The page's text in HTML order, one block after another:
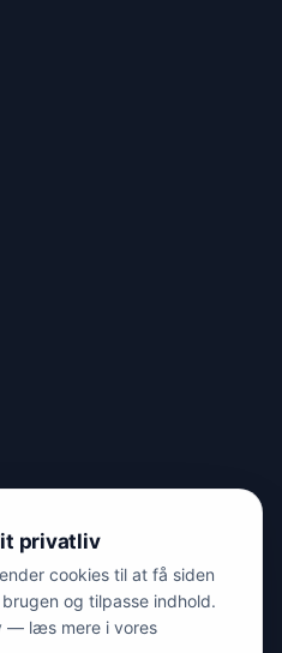
privatliv
cookies til at få siden
og tilpasse indhold.
— læs mere i vores